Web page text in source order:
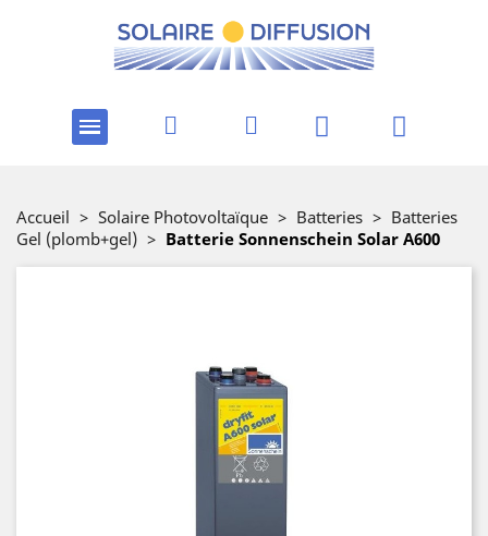
Accueil > Solaire Photovoltaïque > Batteries > Batteries
Gel (plomb+gel) > Batterie Sonnenschein Solar A600